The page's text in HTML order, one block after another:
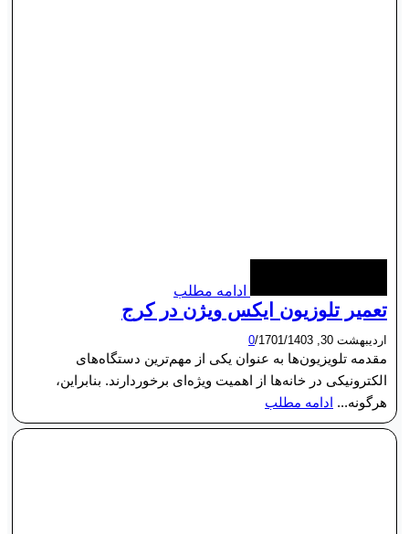
ادامه مطلب
تعمیر تلوزیون ایکس ویژن در کرج
اردیبهشت 30, 1403 /
1701
/
0
مقدمه تلویزیون‌ها به عنوان یکی از مهم‌ترین دستگاه‌های
الکترونیکی در خانه‌ها از اهمیت ویژه‌ای برخوردارند. بنابراین،
هرگونه... ادامه مطلب